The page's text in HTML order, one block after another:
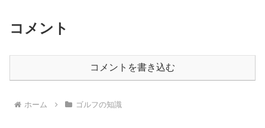
コメント
コメントを書き込む
ホーム ゴルフの知識